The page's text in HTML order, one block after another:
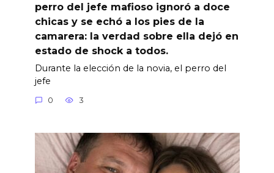
perro del jefe mafioso ignoró a doce
chicas y se echó a los pies de la
camarera: la verdad sobre ella dejó en
estado de shock a todos.
Durante la elección de la novia, el perro del
jefe
0 3